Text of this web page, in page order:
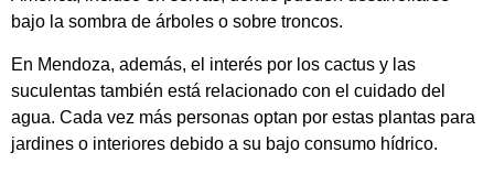
bajo la sombra de árboles o sobre troncos.
En Mendoza, además, el interés por los cactus y las
suculentas también está relacionado con el cuidado del
agua. Cada vez más personas optan por estas plantas para
jardines o interiores debido a su bajo consumo hídrico.